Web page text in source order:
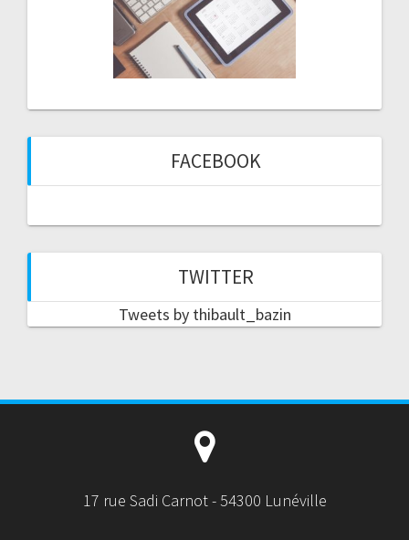
FACEBOOK
TWITTER
Tweets by thibault_bazin
17 rue Sadi Carnot - 54300 Lunéville